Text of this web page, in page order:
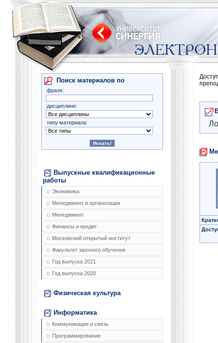
Поиск материалов по
фразе:
дисциплине:
типу материала:
Выпускные квалификационные
работы
Экономика
Менеджмент в организации
Менеджмент
Финансы и кредит
Московский открытый институт
Факультет заочного обучения
Год выпуска 2021
Год выпуска 2020
Физическая культура
Информатика
Коммуникации и связь
Программирование